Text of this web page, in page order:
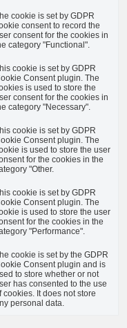
cookie is set by GDPR
consent to record the
consent for the cookies in
category "Functional".
cookie is set by GDPR
Consent plugin. The
is used to store the
consent for the cookies in
category "Necessary".
cookie is set by GDPR
Consent plugin. The
is used to store the user
for the cookies in the
"Other.
cookie is set by GDPR
Consent plugin. The
is used to store the user
for the cookies in the
"Performance".
cookie is set by the GDPR
Consent plugin and is
to store whether or not
has consented to the use
cookies. It does not store
personal data.